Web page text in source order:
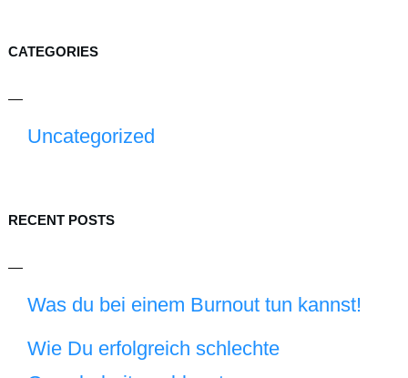
CATEGORIES
Uncategorized
RECENT POSTS
Was du bei einem Burnout tun kannst!
Wie Du erfolgreich schlechte